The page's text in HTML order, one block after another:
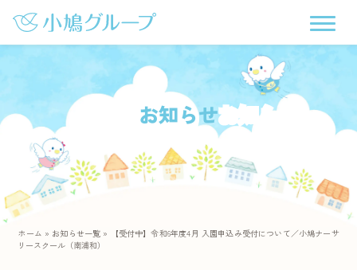
お知らせ
ホーム » お知らせ一覧 »
【受付中】令和6年度4月 入園申込み受付について／小鳩ナーサ
リースクール（南浦和）